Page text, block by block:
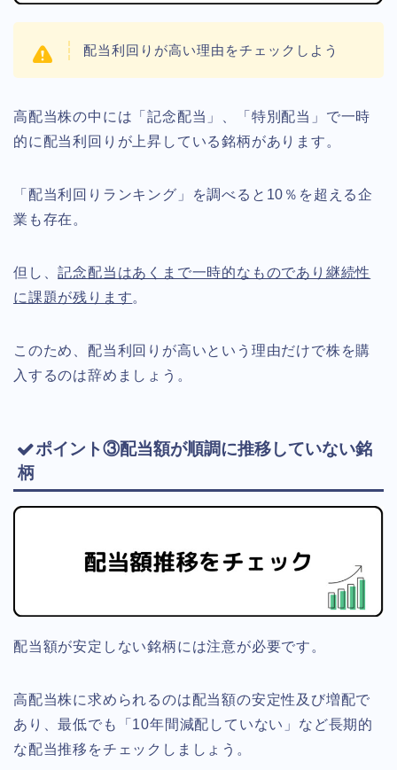
配当利回りが高い理由をチェックしよう
高配当株の中には「記念配当」、「特別配当」で一時
的に配当利回りが上昇している銘柄があります。
「配当利回りランキング」を調べると10％を超える企
業も存在。
但し、記念配当はあくまで一時的なものであり継続性
に課題が残ります。
このため、配当利回りが高いという理由だけで株を購
入するのは辞めましょう。
ポイント③配当額が順調に推移していない銘
柄
配当額が安定しない銘柄には注意が必要です。
高配当株に求められるのは配当額の安定性及び増配で
あり、最低でも「10年間減配していない」など長期的
な配当推移をチェックしましょう。